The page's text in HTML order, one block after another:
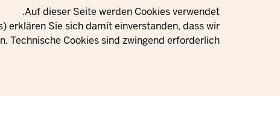
Privacy settings
Auf dieser Seite werden Cookies verwendet.
erklären Sie sich damit einverstanden, dass wir
Technische Cookies sind zwingend erforderlich.